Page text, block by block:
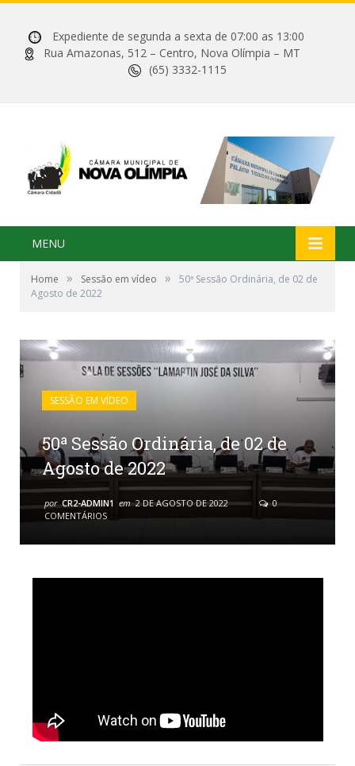
Expediente de segunda a sexta de 07:00 as 13:00
Rua Amazonas, 512 – Centro, Nova Olímpia – MT
(65) 3332-1115
MENU
Home » Sessão em vídeo »
50ª Sessão Ordinária, de 02 de
Agosto de 2022
SESSÃO EM VÍDEO
50ª Sessão Ordinária, de 02 de
Agosto de 2022
por CR2-ADMIN1 em 2 DE AGOSTO DE 2022
0
COMENTÁRIOS